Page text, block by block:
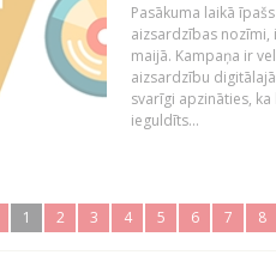
Pasākuma laikā
aizsardzības nozīmi,
maijā. Kampaņa ir
aizsardzību
svarīgi apzināties,
ieguldīts...
1 2 3 4 5 6 7 8